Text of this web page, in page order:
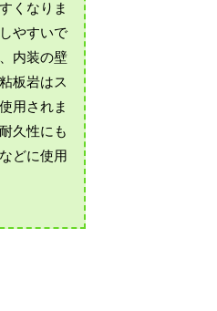
くなりま
やすいで
内装の壁
板岩はス
用されま
久性にも
どに使用